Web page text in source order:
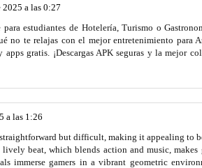
2025 a las 0:27
estudiantes de Hotelería, Turismo o
no te relajas con el mejor entretenimiento para
apps gratis. ¡Descargas APK seguras y la mejor
a las 1:26
but difficult, making it appealing to
beat, which blends action and music, makes
immerse gamers in a vibrant geometric